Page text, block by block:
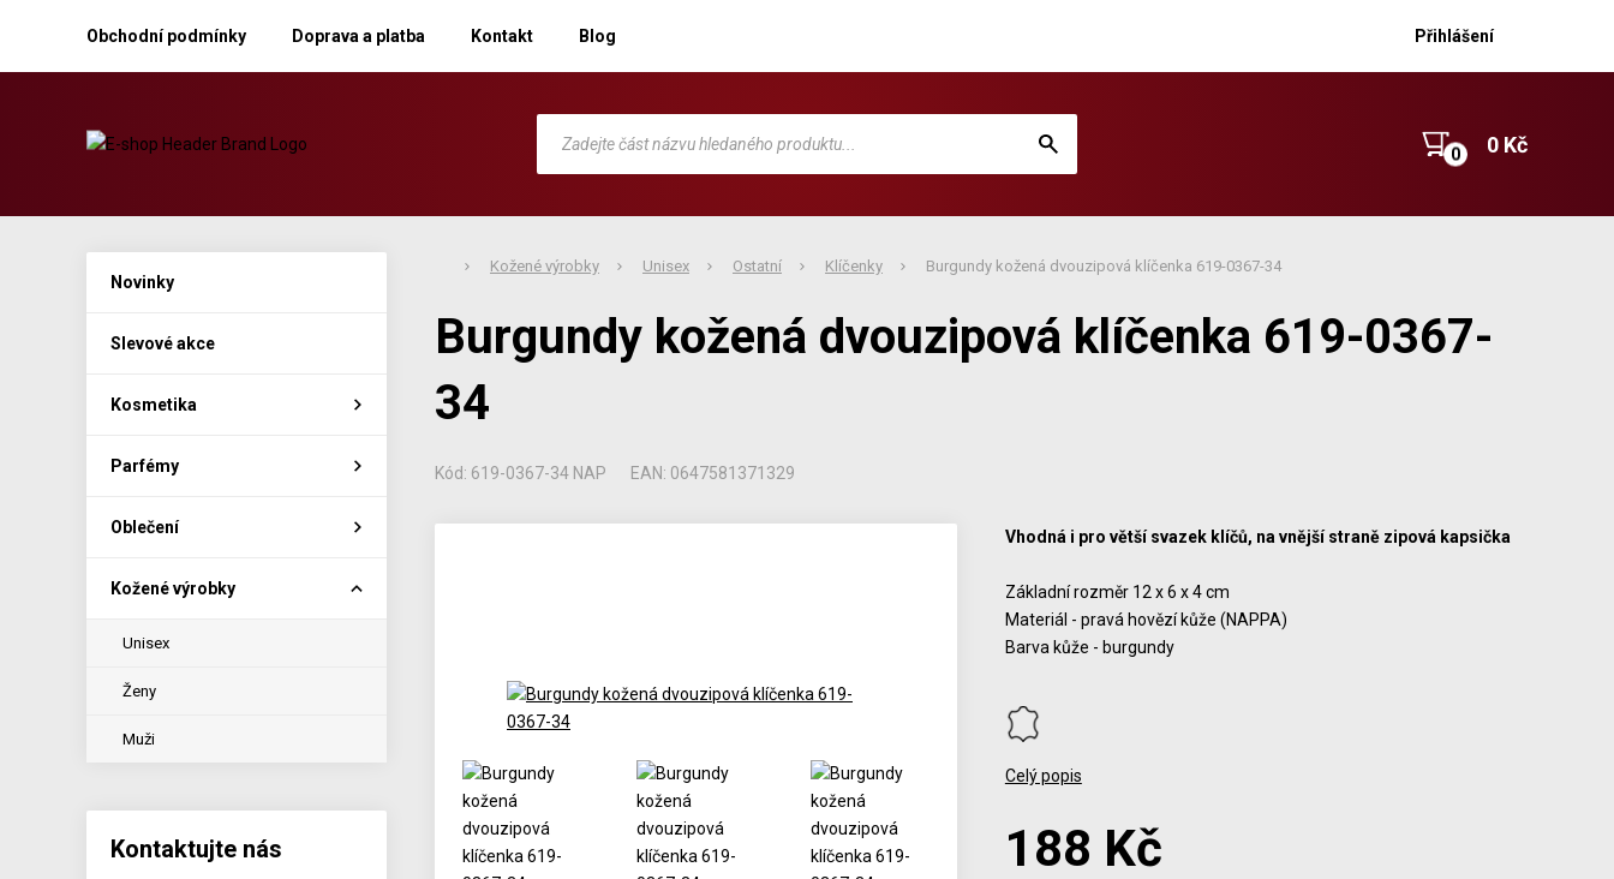
Obchodní podmínky Doprava a platba Kontakt Blog Přihlášení
0 Kč
Kožené výrobky Unisex Ostatní Klíčenky Burgundy kožená dvouzipová klíčenka 619-0367-34
Burgundy kožená dvouzipová klíčenka 619-0367-
34
Kód: 619-0367-34 NAP EAN: 0647581371329
Vhodná i pro větší svazek klíčů, na vnější straně zipová kapsička
Základní rozměr 12 x 6 x 4 cm
Materiál - pravá hovězí kůže (NAPPA)
Barva kůže - burgundy
Celý popis
188 Kč
Novinky
Slevové akce
Kosmetika
Parfémy
Oblečení
Kožené výrobky
Unisex
Ženy
Muži
Kontaktujte nás